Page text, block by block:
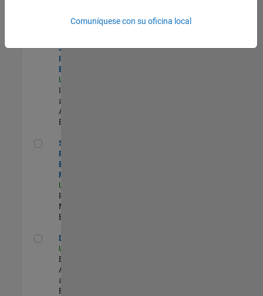
Experimentado
Security
Infrastructure
Engineer
US-MA-Natick
Infrastructure
and
Architecture |
Experimentado
Senior Product Engineer - FPGA / ASIC
Senior
Product
Engineer -
FPGA / ASIC
US-MA-Natick
Product
Marketing |
Experimentado
Data Architect
Data Architect
US-MA-Natick
Business
Applications
and Tools |
Experimentado
Comuníquese con su oficina local